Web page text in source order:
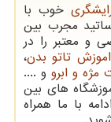
خوب با
مجرب بین
و معتبر را در
اموزش تاتو بدن،
مژه و ابرو و ....
های بین
با ما همراه